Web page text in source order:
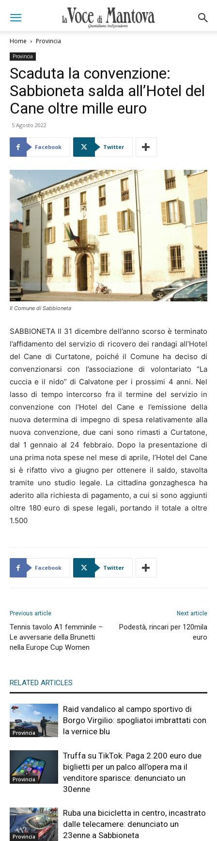
Home Provincia
Provincia
Scaduta la convenzione:
Sabbioneta salda all’Hotel del
Cane oltre mille euro
5 Agosto 2022
Facebook Twitter
Il Comune di Sabbioneta
SABBIONETA Il 31 dicembre dell’anno scorso è terminato
l’affidamento del servizio di ricovero dei randagi all’Hotel
del Cane di Curtatone, poiché il Comune ha deciso di
convenzionarsi con l’associazione di volontariato “La
cuccia e il nido” di Calvatone per i prossimi 4 anni. Nel
lasso di tempo intercorso fra il termine del servizio in
convenzione con l’Hotel del Cane e l’emissione della
nuova determina di impegno di spesa relativamente alla
nuova convenzione, due cani sono rimasti a Curtatone,
dal 1 gennaio al 24 febbraio. Dopo la presentazione di
una prima nota spese nel mese di aprile, l’Hotel del Cane
si è rifatto vivo a giugno per ottenere il saldo, stavolta
tramite uno studio legale. La cittadina gonzaghesca ha
aderito alla richiesta di pagamento, a cui si sono aggiunti
oltre 180 euro di spese legali, portando il totale a oltre
1.500
Facebook Twitter
Previous article
Tennis tavolo A1 femminile –
Le avversarie della Brunetti
nella Europe Cup Women
Next article
Podestà, rincari per 120mila
euro
RELATED ARTICLES
Provincia
Raid vandalico al campo sportivo di
Borgo Virgilio: spogliatoi imbrattati con
la vernice blu
Provincia
Truffa su TikTok. Paga 2.200 euro due
biglietti per un palco all’opera ma il
venditore sparisce: denunciato un
30enne
Provincia
Ruba una bicicletta in centro, incastrato
dalle telecamere: denunciato un
23enne a Sabbioneta